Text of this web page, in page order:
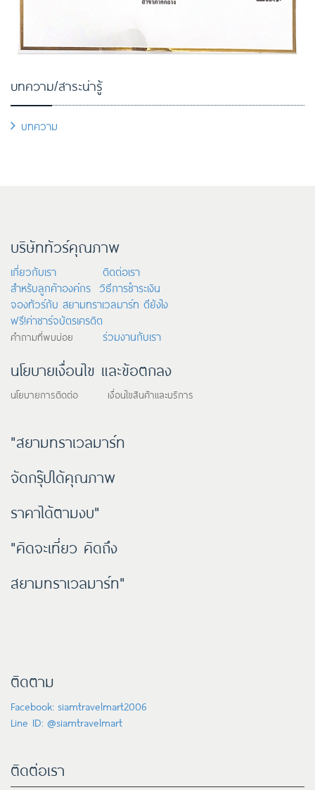
บทความ/สาระน่ารู้
บทความ
บริษัททัวร์คุณภาพ
เกี่ยวกับเรา
ติดต่อเรา
สำหรับลูกค้าองค์กร วิธีการชำระเงิน
จองทัวร์กับ สยามทราเวลมาร์ท ดียังไง
ฟรี!ค่าชาร์จบัตรเครดิต
คำถามที่พบบ่อย ร่วมงานกับเรา
นโยบายเงื่อนไข และข้อตกลง
นโยบายการติดต่อ เงื่อนไขสินค้าและบริการ
"สยามทราเวลมาร์ท
จัดกรุ๊ปได้คุณภาพ
ราคาได้ตามงบ"
"คิดจะเที่ยว คิดถึง
สยามทราเวลมาร์ท"
ติดตาม
Facebook: siamtravelmart2006
Line ID: @siamtravelmart
ติดต่อเรา